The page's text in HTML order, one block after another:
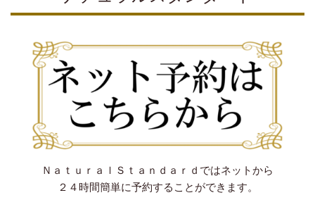
ＮａｔｕｒａｌＳｔａｎｄａｒｄではネットから
２４時間簡単に予約することができます。